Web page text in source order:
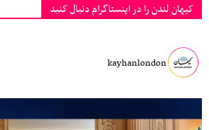
کیهان لندن را در اینستاگرام دنبال کنید
kayhanlondon